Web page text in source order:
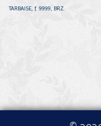
TARBAISE, f. 9999, BRZ.